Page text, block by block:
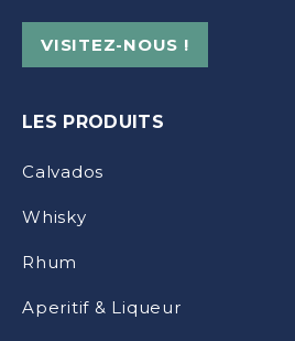
VISITEZ-NOUS !
LES PRODUITS
Calvados
Whisky
Rhum
Aperitif & Liqueur